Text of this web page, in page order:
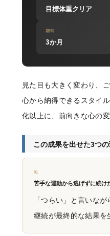
目標体重クリア
期間
3か月
見た目も大きく変わり、
心から納得できるスタイ
化以上に、前向きな心の
この成果を出せた3つ
01
苦手な運動から逃げずに続け
「つらい」と言いな
継続が最終的な結果を